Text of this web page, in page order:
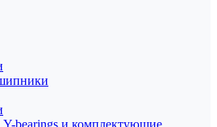
bearings и комплектующие